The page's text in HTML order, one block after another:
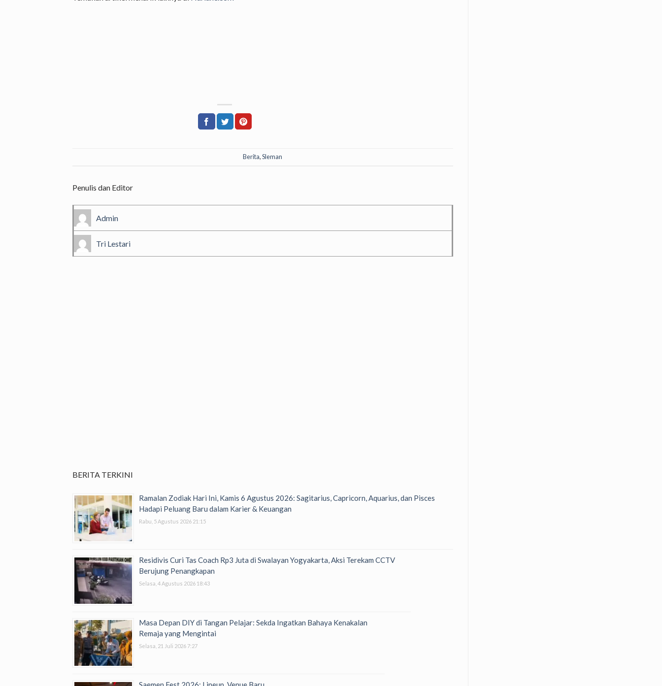
Berita,Sleman
Penulis dan Editor
Admin
Tri Lestari
BERITA TERKINI
Ramalan Zodiak Hari Ini, Kamis 6 Agustus 2026: Sagitarius, Capricorn, Aquarius, dan Pisces
Hadapi Peluang Baru dalam Karier & Keuangan
Rabu, 5 Agustus 2026 21:15
Residivis Curi Tas Coach Rp3 Juta di Swalayan Yogyakarta, Aksi Terekam CCTV
Berujung Penangkapan
Selasa, 4 Agustus 2026 18:43
Masa Depan DIY di Tangan Pelajar: Sekda Ingatkan Bahaya Kenakalan
Remaja yang Mengintai
Selasa, 21 Juli 2026 7:27